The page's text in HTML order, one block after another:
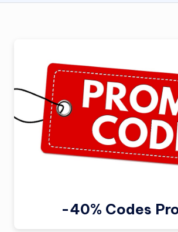
-40% Codes